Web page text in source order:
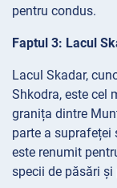
pentru condus.
Faptul 3: Lacul
Lacul Skadar,
Shkodra, este cel
granița dintre
parte a suprafeței
este renumit
specii de păsări